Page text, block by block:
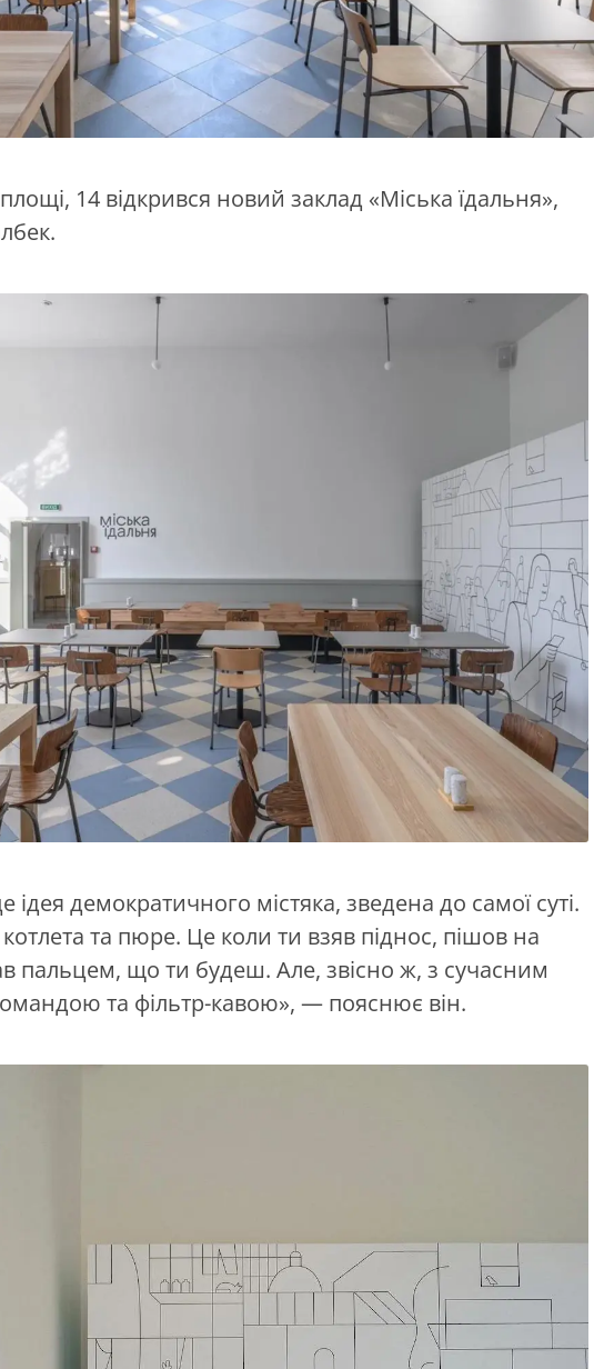
14 відкрився новий заклад «Міська їдальня»,
ідея демократичного містяка, зведена до самої суті.
та пюре. Це коли ти взяв піднос, пішов на
пальцем, що ти будеш. Але, звісно ж, з сучасним
та фільтр-кавою», — пояснює він.